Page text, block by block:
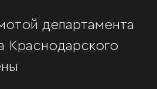
департамента
Краснодарского